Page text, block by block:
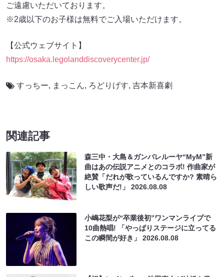
ご遠慮いただいております。
※2歳以下のお子様は無料でご入場いただけます。
【公式ウェブサイト】
https://osaka.legolanddiscoverycenter.jp/
すっちー, まっこん, ろどりげす, 吉本新喜劇
関連記事
森三中・大島＆ガンバレルーヤ“MyM”新
曲はあの伝説アニメとのコラボ! 作曲家が
絶賛「だれが歌っているんですか? 素晴ら
しい歌声だ!」2026.08.08
小嶋花梨が“卒業後初”ワンマンライブで
10曲熱唱! 「やっぱりステージに立ってる
この瞬間が好き」2026.08.08